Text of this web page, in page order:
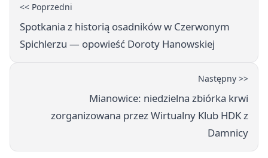
<< Poprzedni
Spotkania z historią osadników w Czerwonym
Spichlerzu — opowieść Doroty Hanowskiej
Następny >>
Mianowice: niedzielna zbiórka krwi
zorganizowana przez Wirtualny Klub HDK z
Damnicy